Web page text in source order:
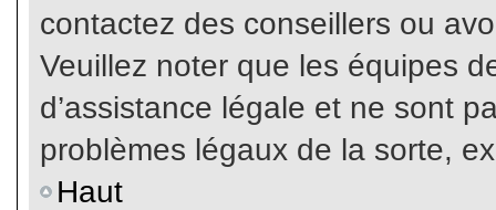
contactez des conseillers ou
Veuillez noter que les équipes
d’assistance légale et ne sont
problèmes légaux de la sorte,
Haut